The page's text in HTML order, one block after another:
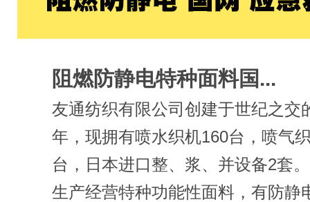
阻燃防静电特种面料国...
友通纺织有限公司创建于世纪之交
年，现拥有喷水织机160台，喷气
台，日本进口整、浆、并设备2套
生产经营特种功能性面料，有防静